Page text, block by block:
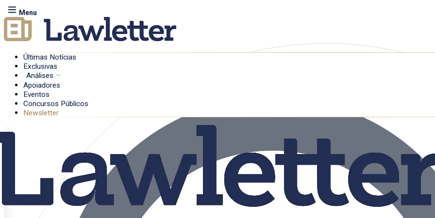
Menu
Últimas Notícias
Exclusivas
Análises
Apoiadores
Eventos
Concursos Públicos
Newsletter